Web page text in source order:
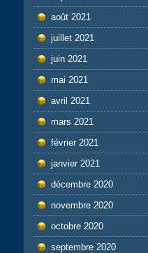
août 2021
juillet 2021
juin 2021
mai 2021
avril 2021
mars 2021
février 2021
janvier 2021
décembre 2020
novembre 2020
octobre 2020
septembre 2020